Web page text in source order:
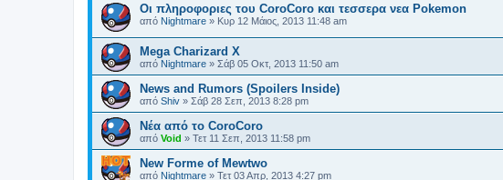
Οι πληροφοριες του CoroCoro και τεσσερα νεα Pokemon
από Nightmare » Κυρ 12 Μάιος, 2013 11:48 am
Mega Charizard X
από Nightmare » Σάβ 05 Οκτ, 2013 11:50 am
News and Rumors (Spoilers Inside)
από Shiv » Σάβ 28 Σεπ, 2013 8:28 pm
Νέα από το CoroCoro
από Void » Τετ 11 Σεπ, 2013 11:58 pm
New Forme of Mewtwo
από Nightmare » Τετ 03 Απρ, 2013 4:27 pm